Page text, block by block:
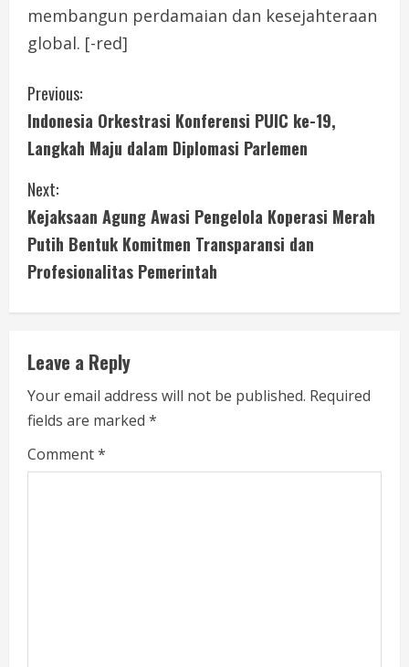
membangun perdamaian dan kesejahteraan
global. [-red]
C
o
n
t
i
n
u
e
R
e
a
Previous:
Indonesia Orkestrasi Konferensi PUIC ke-19,
Langkah Maju dalam Diplomasi Parlemen
Next:
Kejaksaan Agung Awasi Pengelola Koperasi Merah
Putih Bentuk Komitmen Transparansi dan
Profesionalitas Pemerintah
Leave a Reply
Your email address will not be published. Required
fields are marked *
Comment*